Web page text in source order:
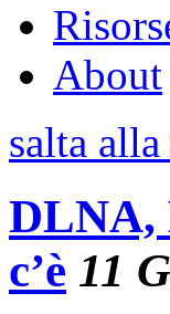
About
salta
DLNA,
c’è 11